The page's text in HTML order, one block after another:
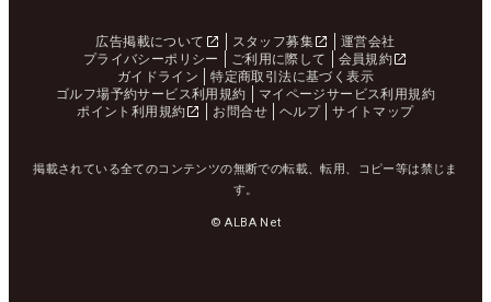
広告掲載について スタッフ募集
運営会社
プライバシーポリシー
ご利用に際して
会員規約
ガイドライン
特定商取引法に基づく表示
ゴルフ場予約サービス利用規約
マイページサービス利用規約
ポイント利用規約
お問合せ ヘルプ サイトマップ
掲載されている全てのコンテンツの無断での転載、転用、コピー等は禁じま
す。
© ALBA Net